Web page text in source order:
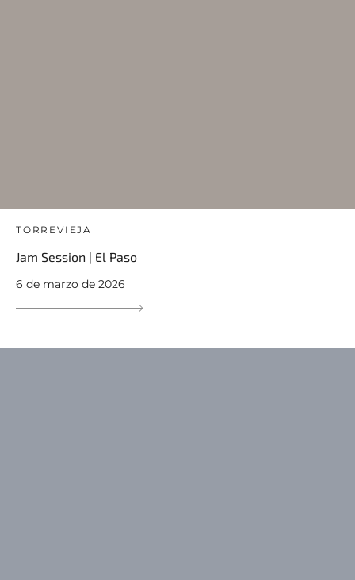
TORREVIEJA
Jam Session | El Paso
6 de marzo de 2026